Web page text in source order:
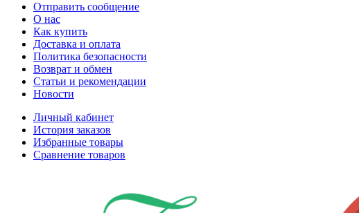
Отправить сообщение
О нас
Как купить
Доставка и оплата
Политика безопасности
Возврат и обмен
Статьи и рекомендации
Новости
Личный кабинет
История заказов
Избранные товары
Сравнение товаров